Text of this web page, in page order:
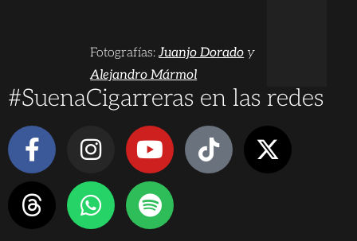
Fotografías:Juanjo Dorado y
Alejandro Mármol
#SuenaCigarreras en las redes